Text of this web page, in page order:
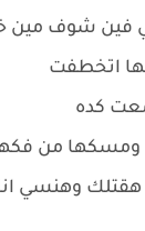
فين شوف مين
اتخطفت
كده
من
هقتلك وهنسي